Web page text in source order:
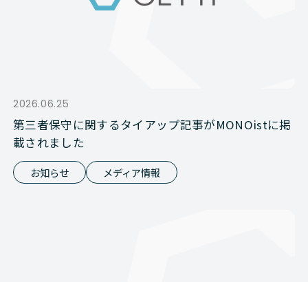
2026.06.25
第三者保守に関するタイアップ記事がMONOistに掲
載されました
お知らせ メディア情報